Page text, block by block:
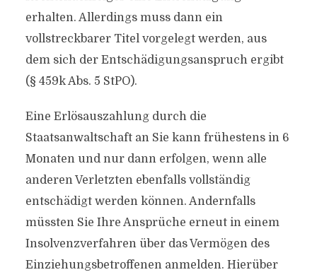
erhalten. Allerdings muss dann ein
vollstreckbarer Titel vorgelegt werden, aus
dem sich der Entschädigungsanspruch ergibt
(§ 459k Abs. 5 StPO).
Eine Erlösauszahlung durch die
Staatsanwaltschaft an Sie kann frühestens in 6
Monaten und nur dann erfolgen, wenn alle
anderen Verletzten ebenfalls vollständig
entschädigt werden können. Andernfalls
müssten Sie Ihre Ansprüche erneut in einem
Insolvenzverfahren über das Vermögen des
Einziehungsbetroffenen anmelden. Hierüber